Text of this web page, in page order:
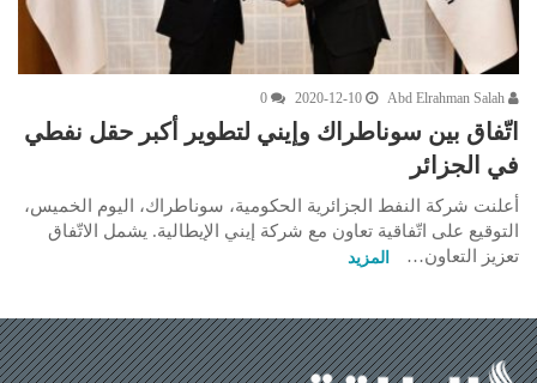
2020-12-10
0
اتّفاق بين سوناطراك وإيني لتطوير أكبر حقل نفطي
في الجزائر
أعلنت شركة النفط الجزائرية الحكومية، سوناطراك، اليوم الخميس،
التوقيع على اتّفاقية تعاون مع شركة إيني الإيطالية. يشمل الاتّفاق
تعزيز التعاون…
المزيد